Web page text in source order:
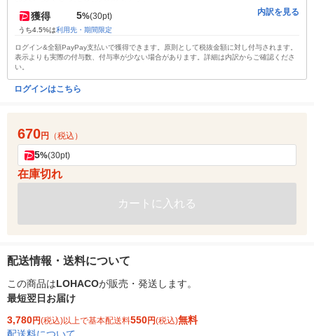
獲得 5%(30pt)
うち4.5%は利用先・期間限定
内訳を見る
ログイン&全額PayPay支払いで獲得できます。原則として税抜金額に対し付与されます。
表示よりも実際の付与数、付与率が少ない場合があります。詳細は内訳からご確認くださ
い。
ログインはこちら
670円 （税込）
5%(30pt)
在庫切れ
カートに入れる
配送情報・送料について
この商品はLOHACOが販売・発送します。
最短翌日お届け
3,780円(税込)以上で基本配送料550円(税込)無料